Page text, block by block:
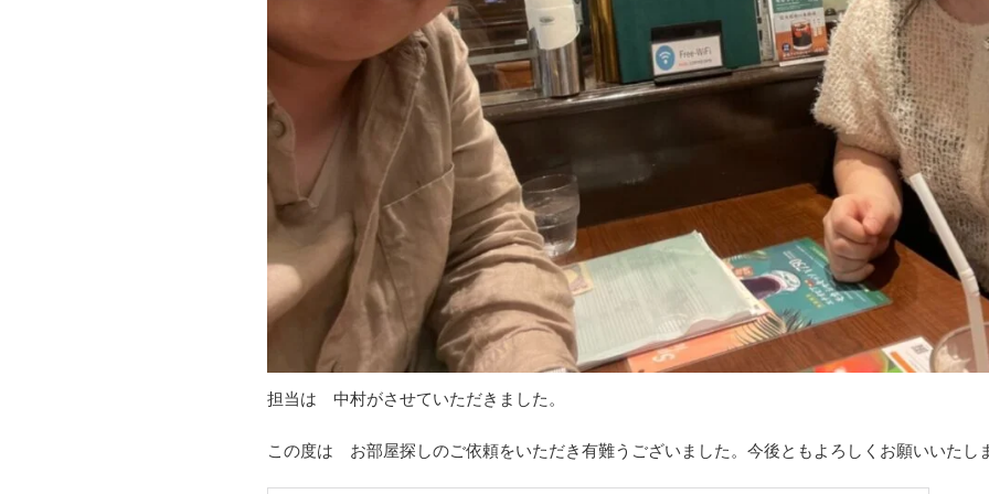
担当は 中村がさせていただきました。
この度は お部屋探しのご依頼をいただき有難うございました。今後ともよろしくお願いいたし